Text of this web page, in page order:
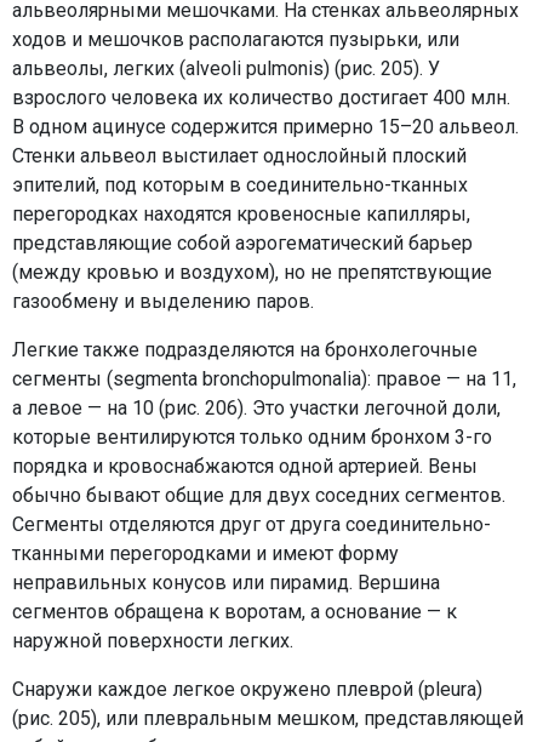
альвеолярными мешочками. На стенках альвеолярных
ходов и мешочков располагаются пузырьки, или
альвеолы, легких (alveoli pulmonis) (рис. 205). У
взрослого человека их количество достигает 400 млн.
В одном ацинусе содержится примерно 15–20 альвеол.
Стенки альвеол выстилает однослойный плоский
эпителий, под которым в соединительно-тканных
перегородках находятся кровеносные капилляры,
представляющие собой аэрогематический барьер
(между кровью и воздухом), но не препятствующие
газообмену и выделению паров.
Легкие также подразделяются на бронхолегочные
сегменты (segmenta bronchopulmonalia): правое — на 11,
а левое — на 10 (рис. 206). Это участки легочной доли,
которые вентилируются только одним бронхом 3-го
порядка и кровоснабжаются одной артерией. Вены
обычно бывают общие для двух соседних сегментов.
Сегменты отделяются друг от друга соединительно-
тканными перегородками и имеют форму
неправильных конусов или пирамид. Вершина
сегментов обращена к воротам, а основание — к
наружной поверхности легких.
Снаружи каждое легкое окружено плеврой (pleura)
(рис. 205), или плевральным мешком, представляющей